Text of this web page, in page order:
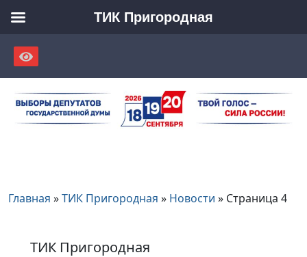
content
Главная »ТИК Пригородная » Новости » Страница 4
ТИК Пригородная
ТИК Пригородная